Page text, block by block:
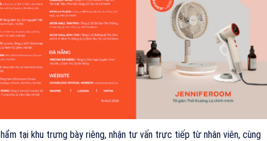
tại khu trưng bày riêng, nhận tư vấn trực tiếp từ nhân viên, cùng